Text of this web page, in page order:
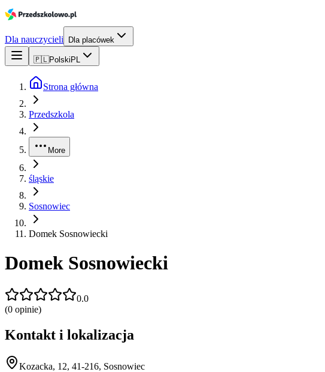
Dla nauczycieli Dla placówek
🇵🇱Polski PL
Strona główna
Przedszkola
More
śląskie
Sosnowiec
Domek Sosnowiecki
Domek Sosnowiecki
0.0
(0 opinie)
Kontakt i lokalizacja
Kozacka, 12, 41-216, Sosnowiec